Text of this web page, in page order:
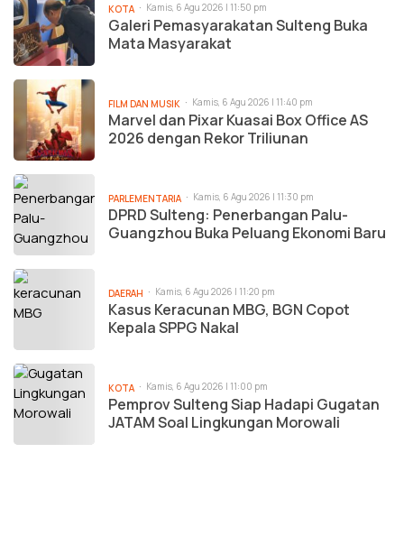
KOTA Kamis, 6 Agu 2026 | 11:50 pm
Galeri Pemasyarakatan Sulteng Buka
Mata Masyarakat
FILM DAN MUSIK Kamis, 6 Agu 2026 | 11:40 pm
Marvel dan Pixar Kuasai Box Office AS
2026 dengan Rekor Triliunan
PARLEMENTARIA Kamis, 6 Agu 2026 | 11:30 pm
DPRD Sulteng: Penerbangan Palu-
Guangzhou Buka Peluang Ekonomi Baru
DAERAH Kamis, 6 Agu 2026 | 11:20 pm
Kasus Keracunan MBG, BGN Copot
Kepala SPPG Nakal
KOTA Kamis, 6 Agu 2026 | 11:00 pm
Pemprov Sulteng Siap Hadapi Gugatan
JATAM Soal Lingkungan Morowali